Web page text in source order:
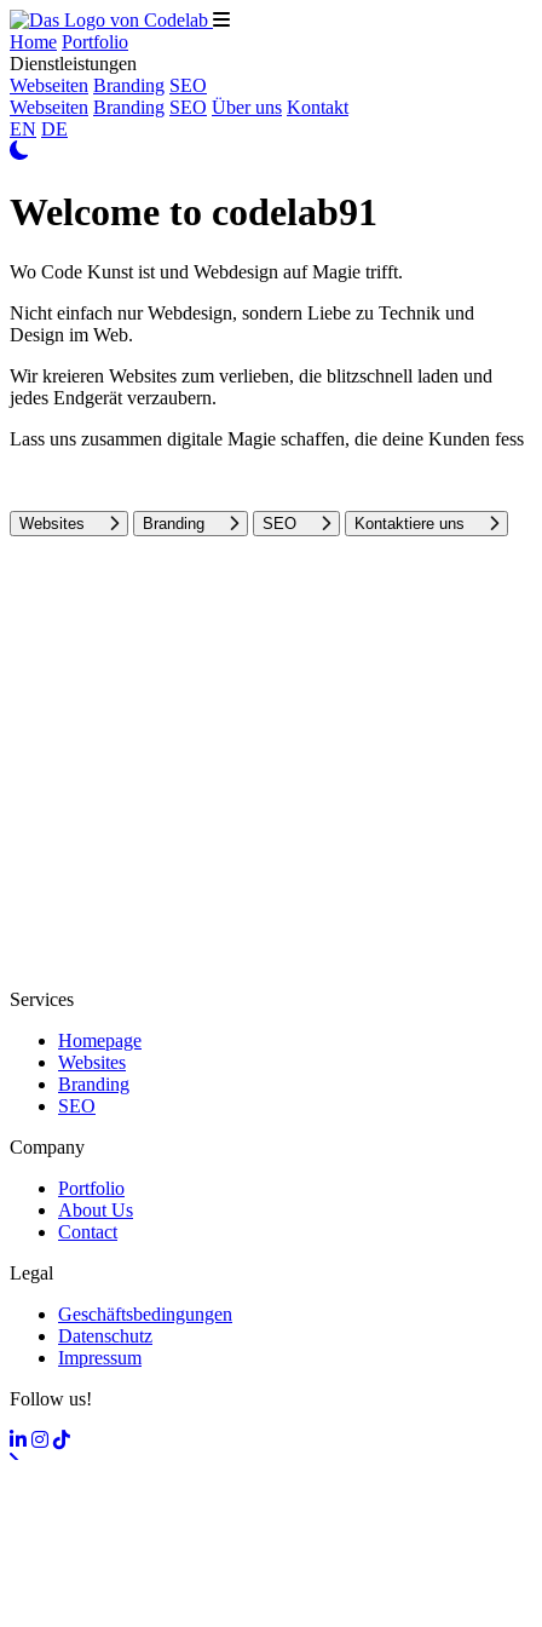
Home Portfolio
Dienstleistungen
Webseiten Branding SEO
Webseiten Branding SEO Über uns Kontakt
EN DE
Welcome to codelab91
Wo Code Kunst ist und Webdesign auf Magie trifft.
Nicht einfach nur Webdesign, sondern Liebe zu Technik und
Design im Web.
Wir kreieren Websites zum verlieben, die blitzschnell laden und
jedes Endgerät verzaubern.
Lass uns zusammen digitale Magie schaffen, die deine Kunden
Services
Homepage
Websites
Branding
SEO
Company
Portfolio
About Us
Contact
Legal
Geschäftsbedingungen
Datenschutz
Impressum
Follow us!